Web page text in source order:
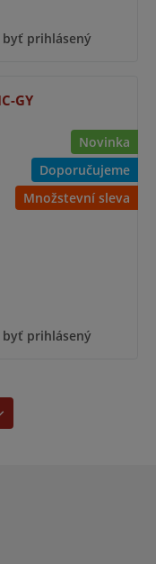
byť prihlásený
Novinka
Doporučujeme
Množstevní sleva
GY
byť prihlásený